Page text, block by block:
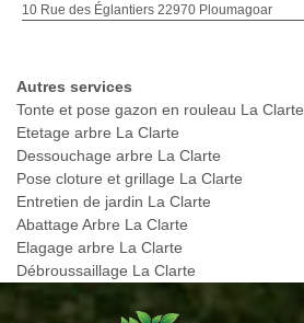
10 Rue des Églantiers 22970 Ploumagoar
Autres services
Tonte et pose gazon en rouleau La Clarte
Etetage arbre La Clarte
Dessouchage arbre La Clarte
Pose cloture et grillage La Clarte
Entretien de jardin La Clarte
Abattage Arbre La Clarte
Elagage arbre La Clarte
Débroussaillage La Clarte